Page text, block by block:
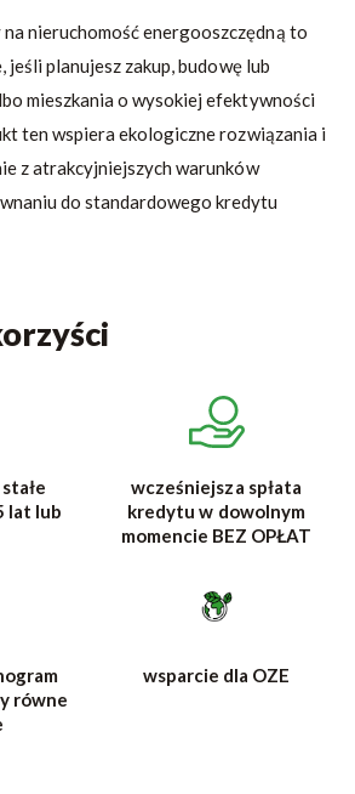
nieruchomość energooszczędną to
jeśli planujesz zakup, budowę lub
mieszkania o wysokiej efektywności
ten wspiera ekologiczne rozwiązania i
z atrakcyjniejszych warunków
do standardowego kredytu
lat lub
wcześniejsza spłata
kredytu w dowolnym
momencie BEZ OPŁAT
równe
wsparcie dla OZE